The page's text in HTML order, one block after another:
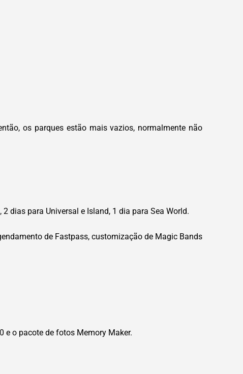
os parques estão mais vazios, normalmente não
dias para Universal e Island, 1 dia para Sea World.
de Fastpass, customização de Magic Bands
e o pacote de fotos Memory Maker.